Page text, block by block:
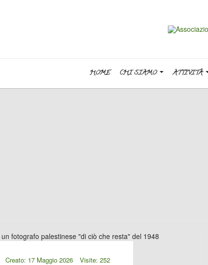
HOME CHI SIAMO ATTIVITÀ
Creato: 17 Maggio 2026 Visite: 252